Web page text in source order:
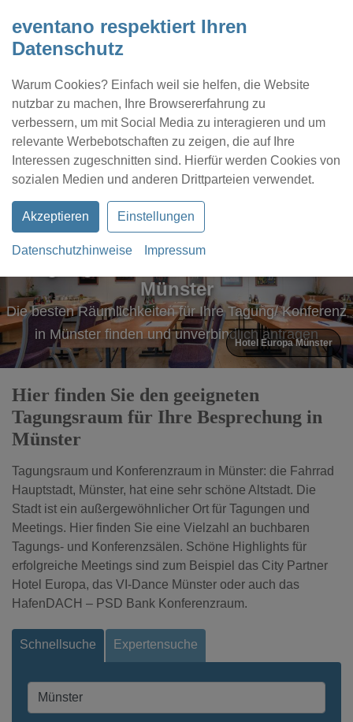
eventano respektiert Ihren
Datenschutz
Warum Cookies? Einfach weil sie helfen, die Website
nutzbar zu machen, Ihre Browsererfahrung zu
verbessern, um mit Social Media zu interagieren und um
relevante Werbebotschaften zu zeigen, die auf Ihre
Interessen zugeschnitten sind. Hierfür werden Cookies von
sozialen Medien und anderen Drittparteien verwendet.
Akzeptieren Einstellungen
Datenschutzhinweise Impressum
Kontakt Location eintragen Profil
Münster
Die besten Räumlichkeiten für Ihre Tagung/ Konferenz
in Münster finden und unverbindlich anfragen
Hotel Europa Münster
Hier finden Sie den geeigneten
Tagungsraum für Ihre Besprechung in
Münster
Tagungsraum und Konferenzraum in Münster: die Fahrrad
Hauptstadt, Münster, hat eine sehr schöne Altstadt. Die
Stadt ist ein außergewöhnlicher Ort für Tagungen und
Meetings. Hier finden Sie eine Vielzahl an buchbaren
Tagungs- und Konferenzsälen. Schöne Highlights für
erfolgreiche Meetings sind zum Beispiel das City Partner
Hotel Europa, das VI-Dance Münster oder auch das
HafenDACH – PSD Bank Konferenzraum.
Schnellsuche Expertensuche